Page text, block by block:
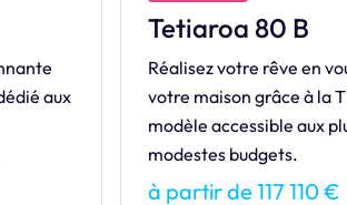
Charnelle
Style Contemporain par
Charnelle sait mélanger
à partir de 183 984